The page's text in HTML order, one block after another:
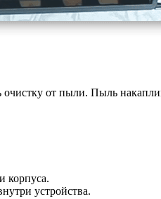
от пыли. Пыль
корпуса.
устройства.